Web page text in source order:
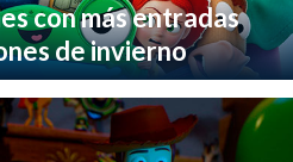
con más entradas
de invierno